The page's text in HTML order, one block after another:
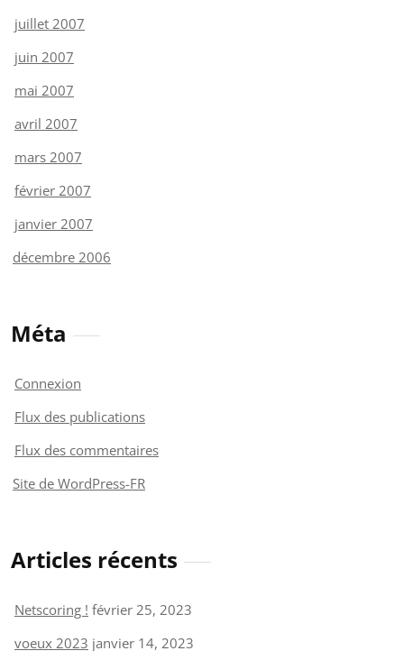
juillet 2007
juin 2007
mai 2007
avril 2007
mars 2007
février 2007
janvier 2007
décembre 2006
Méta
Connexion
Flux des publications
Flux des commentaires
Site de WordPress-FR
Articles récents
Netscoring ! février 25, 2023
voeux 2023 janvier 14, 2023